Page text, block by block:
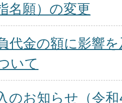
日
結果
名願）の変更
代金の額に影響
いて
のお知らせ（令